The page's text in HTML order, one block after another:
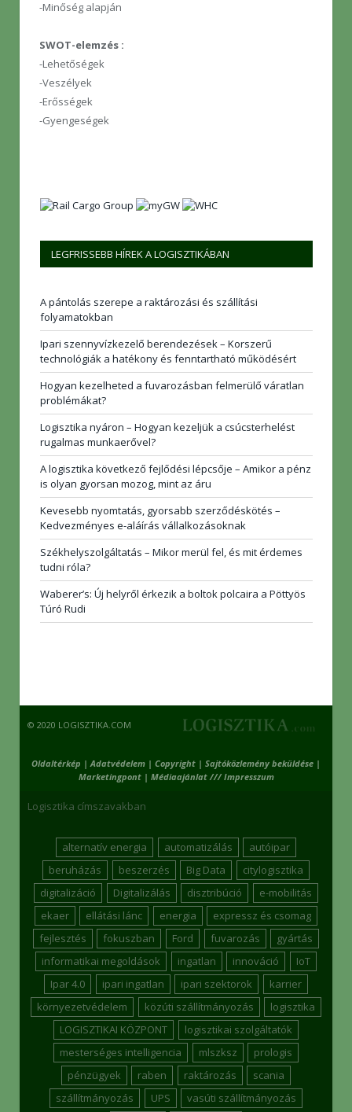
-Minőség alapján
SWOT-elemzés :
-Lehetőségek
-Veszélyek
-Erősségek
-Gyengeségek
LEGFRISSEBB HÍREK A LOGISZTIKÁBAN
A pántolás szerepe a raktározási és szállítási
folyamatokban
Ipari szennyvízkezelő berendezések – Korszerű
technológiák a hatékony és fenntartható működésért
Hogyan kezelheted a fuvarozásban felmerülő váratlan
problémákat?
Logisztika nyáron – Hogyan kezeljük a csúcsterhelést
rugalmas munkaerővel?
A logisztika következő fejlődési lépcsője – Amikor a pénz
is olyan gyorsan mozog, mint az áru
Kevesebb nyomtatás, gyorsabb szerződéskötés –
Kedvezményes e-aláírás vállalkozásoknak
Székhelyszolgáltatás – Mikor merül fel, és mit érdemes
tudni róla?
Waberer’s: Új helyről érkezik a boltok polcaira a Pöttyös
Túró Rudi
© 2020 LOGISZTIKA.COM
Oldaltérkép | Adatvédelem | Copyright | Sajtóközlemény beküldése |
Marketingpont| Médiaajánlat /// Impresszum
Logisztika címszavakban
alternatív energia automatizálás
autóipar
beruházás
beszerzés Big Data
citylogisztika
digitalizáció
Digitalizálás disztribúció
e-mobilitás
ekaer
ellátási lánc energia
expressz és csomag
fejlesztés
fokuszban Ford fuvarozás
gyártás
informatikai megoldások
ingatlan innováció
IoT
Ipar 4.0
ipari ingatlan ipari szektorok
karrier
környezetvédelem
közúti szállítmányozás
logisztika
LOGISZTIKAI KÖZPONT
logisztikai szolgáltatók
mesterséges intelligencia
mlszksz
prologis
pénzügyek
raben raktározás
scania
szállítmányozás
UPS
vasúti szállítmányozás